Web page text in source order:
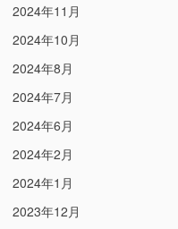
2024年11月
2024年10月
2024年8月
2024年7月
2024年6月
2024年2月
2024年1月
2023年12月